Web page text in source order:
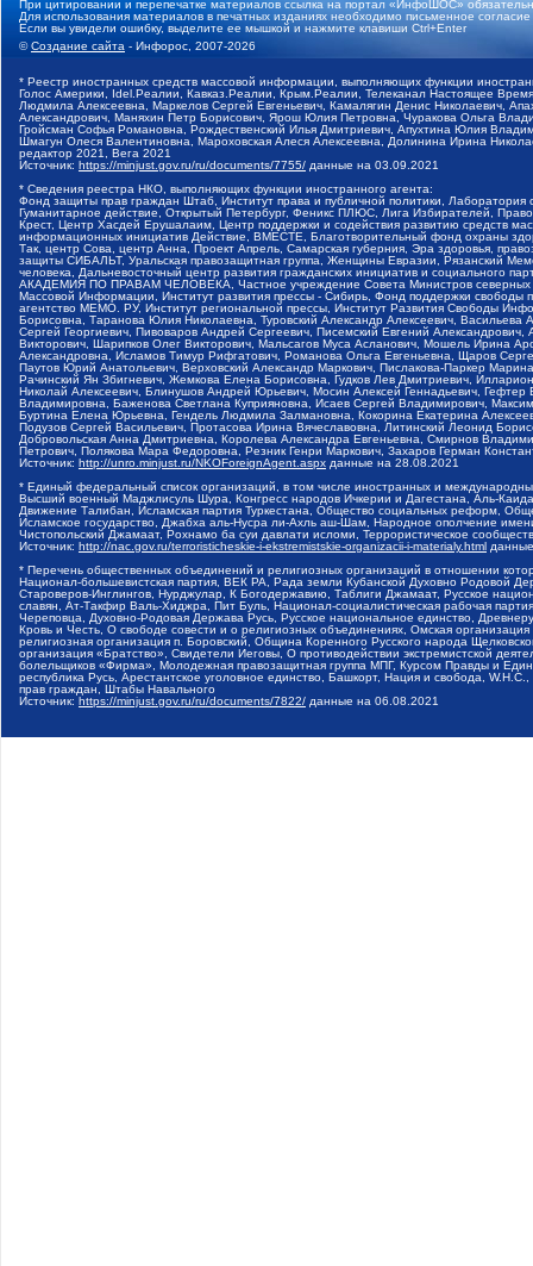
При цитировании и перепечатке материалов ссылка на портал «ИнфоШОС»
Для использования материалов в печатных изданиях необходимо письменное
Если вы увидели ошибку, выделите ее мышкой и нажмите клавиши Ctrl+Enter
©Создание сайта - Инфорос, 2007-2026
* Реестр иностранных средств массовой информации, выполняющих функции
Голос Америки, Idel.Реалии, Кавказ.Реалии, Крым.Реалии, Телеканал Настоящее
Людмила Алексеевна, Маркелов Сергей Евгеньевич, Камалягин Денис Николаевич,
Александрович, Маняхин Петр Борисович, Ярош Юлия Петровна, Чуракова Ольга
Гройсман Софья Романовна, Рождественский Илья Дмитриевич, Апухтина Юлия
Шмагун Олеся Валентиновна, Мароховская Алеся Алексеевна, Долинина Ирина
редактор 2021, Вега 2021
Источник: https://minjust.gov.ru/ru/documents/7755/ данные на 03.09.2021
* Сведения реестра НКО, выполняющих функции иностранного агента:
Фонд защиты прав граждан Штаб, Институт права и публичной политики,
Гуманитарное действие, Открытый Петербург, Феникс ПЛЮС, Лига Избирателей,
Крест, Центр Хасдей Ерушалаим, Центр поддержки и содействия развитию средств
информационных инициатив Действие, ВМЕСТЕ, Благотворительный фонд охраны
Так, центр Сова, центр Анна, Проект Апрель, Самарская губерния, Эра здоровья,
защиты СИБАЛЬТ, Уральская правозащитная группа, Женщины Евразии, Рязанский
человека, Дальневосточный центр развития гражданских инициатив и социального
АКАДЕМИЯ ПО ПРАВАМ ЧЕЛОВЕКА, Частное учреждение Совета Министров северных
Массовой Информации, Институт развития прессы - Сибирь, Фонд поддержки
агентство МЕМО. РУ, Институт региональной прессы, Институт Развития Свободы
Борисовна, Таранова Юлия Николаевна, Туровский Александр Алексеевич,
Сергей Георгиевич, Пивоваров Андрей Сергеевич, Писемский Евгений
Викторович, Шарипков Олег Викторович, Мальсагов Муса Асланович, Мошель Ирина
Александровна, Исламов Тимур Рифгатович, Романова Ольга Евгеньевна, Щаров
Паутов Юрий Анатольевич, Верховский Александр Маркович, Пислакова-Паркер
Рачинский Ян Збигневич, Жемкова Елена Борисовна, Гудков Лев Дмитриевич,
Николай Алексеевич, Блинушов Андрей Юрьевич, Мосин Алексей Геннадьевич,
Владимировна, Баженова Светлана Куприяновна, Исаев Сергей Владимирович,
Буртина Елена Юрьевна, Гендель Людмила Залмановна, Кокорина Екатерина
Подузов Сергей Васильевич, Протасова Ирина Вячеславовна, Литинский Леонид
Добровольская Анна Дмитриевна, Королева Александра Евгеньевна, Смирнов
Петрович, Полякова Мара Федоровна, Резник Генри Маркович, Захаров Герман
Источник: http://unro.minjust.ru/NKOForeignAgent.aspx данные на 28.08.2021
* Единый федеральный список организаций, в том числе иностранных и
Высший военный Маджлисуль Шура, Конгресс народов Ичкерии и Дагестана, Аль-
Движение Талибан, Исламская партия Туркестана, Общество социальных реформ,
Исламское государство, Джабха аль-Нусра ли-Ахль аш-Шам, Народное ополчение
Чистопольский Джамаат, Рохнамо ба суи давлати исломи, Террористическое
Источник: http://nac.gov.ru/terroristicheskie-i-ekstremistskie-organizacii-i-materialy.html
* Перечень общественных объединений и религиозных организаций в отношении
Национал-большевистская партия, ВЕК РА, Рада земли Кубанской Духовно Родовой
Староверов-Инглингов, Нурджулар, К Богодержавию, Таблиги Джамаат, Русское
славян, Ат-Такфир Валь-Хиджра, Пит Буль, Национал-социалистическая рабочая
Череповца, Духовно-Родовая Держава Русь, Русское национальное единство,
Кровь и Честь, О свободе совести и о религиозных объединениях, Омская
религиозная организация п. Боровский, Община Коренного Русского народа
организация «Братство», Свидетели Иеговы, О противодействии экстремистской
болельщиков «Фирма», Молодежная правозащитная группа МПГ, Курсом Правды и
республика Русь, Арестантское уголовное единство, Башкорт, Нация и свобода,
прав граждан, Штабы Навального
Источник: https://minjust.gov.ru/ru/documents/7822/ данные на 06.08.2021